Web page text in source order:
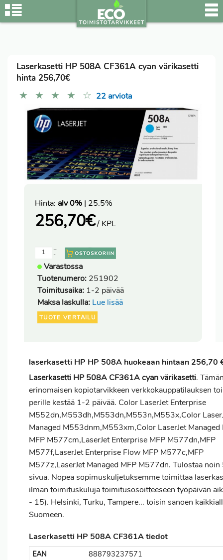
Laserkasetti HP 508A CF361A cyan värikasetti
hinta 256,70€
★ ★ ★ ★ ☆ 22 arviota
Hinta: alv 0% | 25.5%
256,70€/ KPL
-
+
Varastossa
Tuotenumero: 251902
Toimitusaika: 1-2 päivää
Maksa laskulla: Lue lisää
TUOTE VERTAILU
laserkasetti HP HP 508A huokeaan hintaan 256,70
Laserkasetti HP 508A CF361A cyan värikasetti.
erinomaisen kopiotarvikkeen verkkokauppatilauksen
perille kestää 1-2 päivää. Color LaserJet Enterprise
M552dn,M553dh,M553dn,M553n,M553x,Color
Managed M553dnm,M553xm,Color LaserJet Managed
MFP M577cm,LaserJet Enterprise MFP M577dn,MFP
M577f,LaserJet Enterprise Flow MFP M577c,MFP
M577z,LaserJet Managed MFP M577dn. Tulostaa
sivua. Nopea sopimuskuljetuksemme toimittaa
ilman toimituskuluja toimitusosoitteeseen työpäivän
- 15). Helsinki, Turku, Tampere... toisin sanoen
Suomeen.
Laserkasetti HP 508A CF361A tiedot
EAN
888793237571